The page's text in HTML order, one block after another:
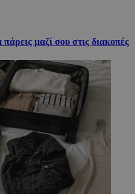
μαζί σου στις διακοπές